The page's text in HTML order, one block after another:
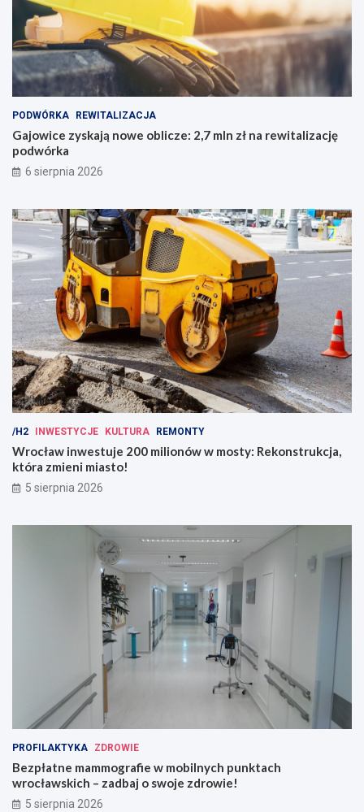
PODWÓRKA REWITALIZACJA
Gajowice zyskają nowe oblicze: 2,7 mln zł na rewitalizację
podwórka
6 sierpnia 2026
/H2 INWESTYCJE KULTURA REMONTY
Wrocław inwestuje 200 milionów w mosty: Rekonstrukcja,
która zmieni miasto!
5 sierpnia 2026
PROFILAKTYKA ZDROWIE
Bezpłatne mammografie w mobilnych punktach
wrocławskich – zadbaj o swoje zdrowie!
5 sierpnia 2026